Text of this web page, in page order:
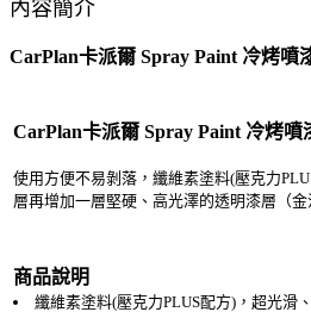
內容簡介
CarPlan卡派爾 Spray Paint 冷烤噴
CarPlan卡派爾 Spray Paint 冷烤噴
使用方便不易剝落，纖維素塗料(壓克力
層再增加一層堅硬、高光澤的透明漆層（金
商品說明
纖維素塗料(壓克力PLUS配方)，超光滑